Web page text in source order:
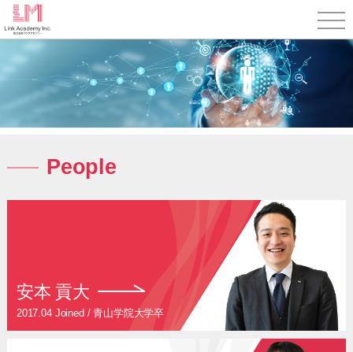
People
安本 貢大
2017.04 Joined / 青山学院大学卒